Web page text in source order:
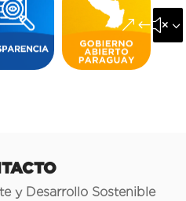
y Desarrollo Sostenible